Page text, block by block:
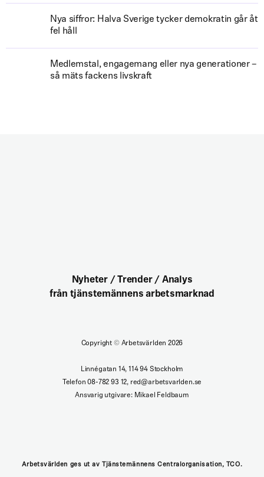
Nya siffror: Halva Sverige tycker demokratin går åt
fel håll
Medlemstal, engagemang eller nya generationer –
så mäts fackens livskraft
Nyheter / Trender / Analys
från tjänstemännens arbetsmarknad
Copyright ©Arbetsvärlden 2026
Linnégatan 14, 114 94 Stockholm
Telefon 08-782 93 12, red@arbetsvarlden.se
Ansvarig utgivare: Mikael Feldbaum
Arbetsvärlden ges ut av Tjänstemännens Centralorganisation, TCO.